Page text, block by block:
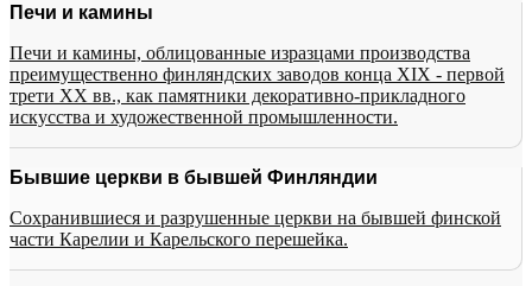
Печи и камины
Печи и камины, облицованные изразцами производства
преимущественно финляндских заводов конца XIX - первой
трети XX вв., как памятники декоративно-прикладного
искусства и художественной промышленности.
Бывшие церкви в бывшей Финляндии
Сохранившиеся и разрушенные церкви на бывшей финской
части Карелии и Карельского перешейка.